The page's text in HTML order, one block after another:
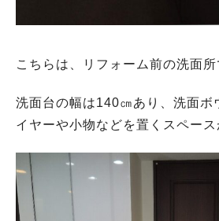
こちらは、リフォーム前の洗面所
洗面台の幅は140㎝あり、洗面ボ
イヤーや小物などを置くスペース